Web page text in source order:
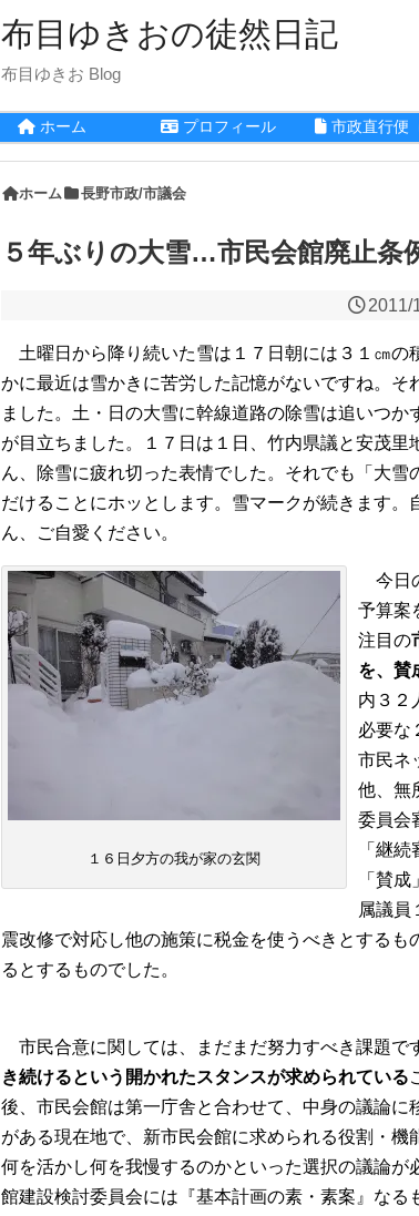
布目ゆきおの徒然日記
布目ゆきお Blog
ホーム プロフィール 市政直行便
ホーム 長野市政/市議会
５年ぶりの大雪…市民会館廃止条
2011/
土曜日から降り続いた雪は１７日朝には３１㎝の
かに最近は雪かきに苦労した記憶がないですね。
ました。土・日の大雪に幹線道路の除雪は追いつ
が目立ちました。１７日は１日、竹内県議と安茂里
ん、除雪に疲れ切った表情でした。それでも「大
だけることにホッとします。雪マークが続きます。
ん、ご自愛ください。
１６日夕方の我が家の玄関
今日
予算案
注目の
を、賛
内３２
必要な
市民ネ
他、無
委員会
「継
「賛
属議員
震改修で対応し他の施策に税金を使うべきとする
るとするものでした。
市民合意に関しては、まだまだ努力すべき課題で
き続けるという開かれたスタンスが求められている
後、市民会館は第一庁舎と合わせて、中身の議論
がある現在地で、新市民会館に求められる役割・機
何を活かし何を我慢するのかといった選択の議論
館建設検討委員会には『基本計画の素・素案』な